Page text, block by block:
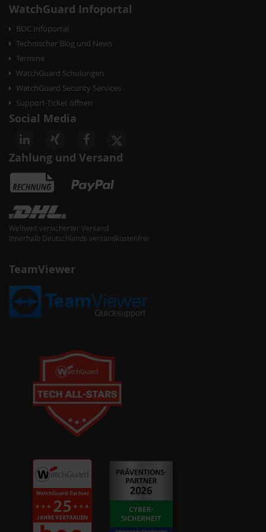
o
n
WatchGuard Infoportal
BOC Infoportal
Technischer Blog und News
Termine
WatchGuard Schulungen
WatchGuard Security Services
Support-Ticket öffnen
Social Media
Zahlung und Versand
Weltweit versicherter Versand
Innerhalb Deutschlands versandkostenfrei
TeamViewer